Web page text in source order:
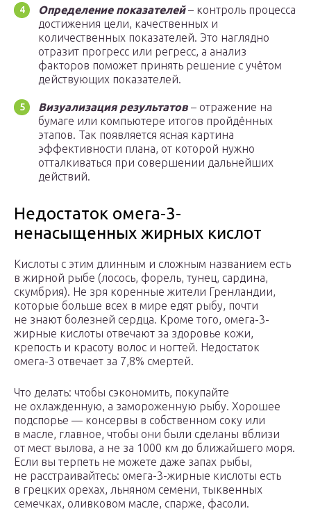
Определение показателей– контроль процесса
достижения цели, качественных и
количественных показателей. Это наглядно
отразит прогресс или регресс, а анализ
факторов поможет принять решение с учётом
действующих показателей.
Визуализация результатов – отражение на
бумаге или компьютере итогов пройдённых
этапов. Так появляется ясная картина
эффективности плана, от которой нужно
отталкиваться при совершении дальнейших
действий.
Недостаток омега-3-
ненасыщенных жирных кислот
Кислоты с этим длинным и сложным названием есть
в жирной рыбе (лосось, форель, тунец, сардина,
скумбрия). Не зря коренные жители Гренландии,
которые больше всех в мире едят рыбу, почти
не знают болезней сердца. Кроме того, омега-3-
жирные кислоты отвечают за здоровье кожи,
крепость и красоту волос и ногтей. Недостаток
омега-3 отвечает за 7,8% смертей.
Что делать: чтобы сэкономить, покупайте
не охлажденную, а замороженную рыбу. Хорошее
подспорье — консервы в собственном соку или
в масле, главное, чтобы они были сделаны вблизи
от мест вылова, а не за 1000 км до ближайшего моря.
Если вы терпеть не можете даже запах рыбы,
не расстраивайтесь: омега-3-жирные кислоты есть
в грецких орехах, льняном семени, тыквенных
семечках, оливковом масле, спарже, фасоли.